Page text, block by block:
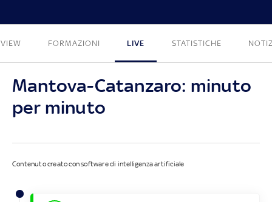
FORMAZIONI LIVE STATISTICHE
Mantova-Catanzaro: minuto
per minuto
Contenuto creato con software di intelligenza artificiale